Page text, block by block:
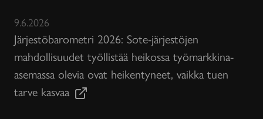
9.6.2026
Järjestöbarometri 2026: Sote-järjestöjen
mahdollisuudet työllistää heikossa työmarkkina-
asemassa olevia ovat heikentyneet, vaikka tuen
tarve kasvaa